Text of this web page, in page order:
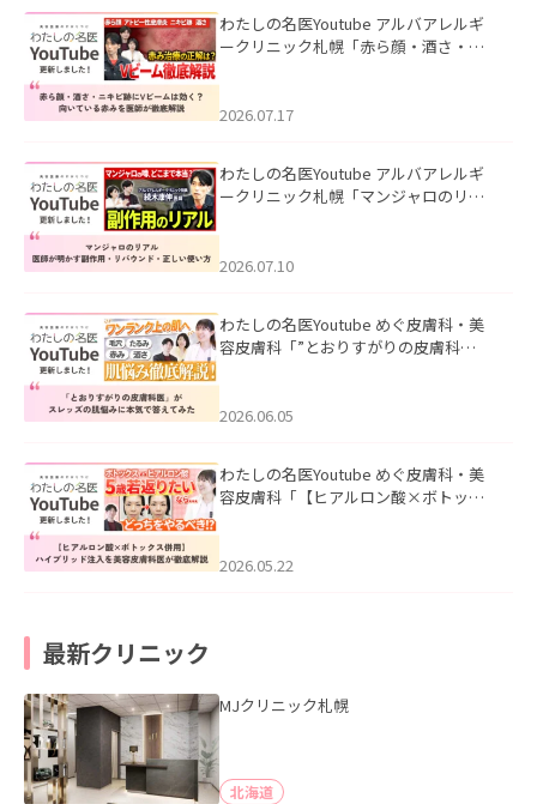
わたしの名医Youtube アルバアレルギ
ークリニック札幌「赤ら顔・酒さ・ニ
した。
2026.07.17
わたしの名医Youtube アルバアレルギ
ークリニック札幌「マンジャロのリア
た。
2026.07.10
わたしの名医Youtube めぐ皮膚科・美
容皮膚科「”とおりすがりの皮膚科
2026.06.05
わたしの名医Youtube めぐ皮膚科・美
容皮膚科「【ヒアルロン酸×ボトック
た。
2026.05.22
最新クリニック
MJクリニック札幌
北海道